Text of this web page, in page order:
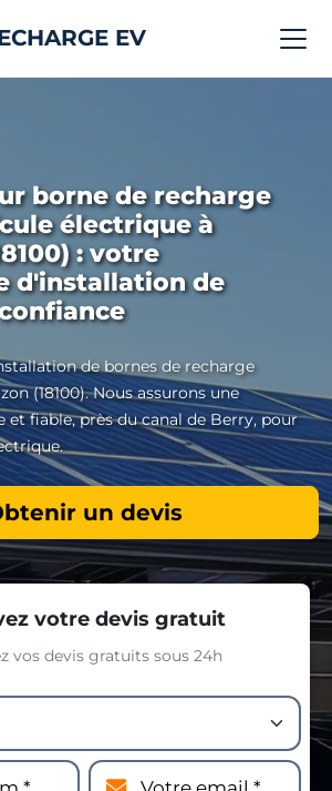
EV
borne de recharge
électrique à
: votre
d'installation de
de bornes de recharge
(18100). Nous assurons une
et fiable, près du canal de Berry, pour
un devis
votre devis gratuit
vos devis gratuits sous 24h